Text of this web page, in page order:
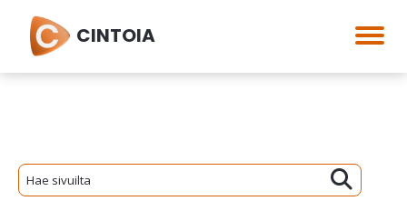
CINTOIA